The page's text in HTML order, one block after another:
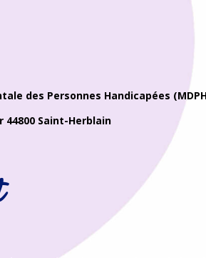
des Personnes Handicapées
44800 Saint-Herblain